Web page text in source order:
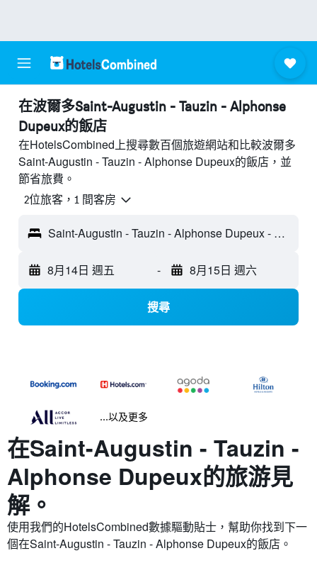
​在波爾多Saint-Augustin - Tauzin - Alphonse
Dupeux​的飯店
在HotelsCombined上搜尋數百個旅遊網站和比較波爾多
Saint-Augustin - Tauzin - Alphonse Dupeux的飯店，並
節省旅費。
2位旅客，1 間客房
Saint-Augustin - Tauzin - Alphonse Dupeux - 波爾多, 紀龍德省, 法國
8月14日 週五 - 8月15日 週六
搜尋
...以及更多
在Saint-Augustin - Tauzin -
Alphonse Dupeux​的旅游見
解。
使用我們的HotelsCombined數據驅動貼士，幫助你找到下一
個在Saint-Augustin - Tauzin - Alphonse Dupeux​的飯店。